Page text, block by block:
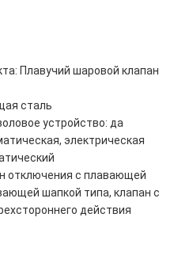
Плавучий шаровой клапан
сталь
устройство: да
электрическая
отключения с плавающей
шапкой типа, клапан с
действия